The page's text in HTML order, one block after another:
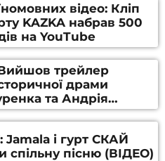
відео: Кліп
KAZKA набрав 500
на YouTube
трейлер
драми
та Андрія
Jamala і гурт СКАЙ
спільну пісню (ВІДЕО)